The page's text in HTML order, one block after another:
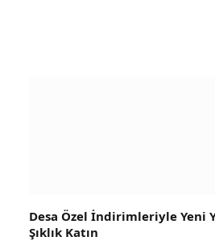
Desa Özel İndirimleriyle Yeni
Şıklık Katın